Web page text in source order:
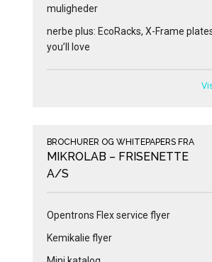
muligheder
nerbe plus: EcoRacks, X-Frame
you’ll love
BROCHURER OG WHITEPAPERS FRA
MIKROLAB – FRISENETTE
A/S
Opentrons Flex service flyer
Kemikalie flyer